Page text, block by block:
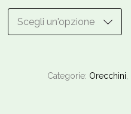
Categorie: Orecchini